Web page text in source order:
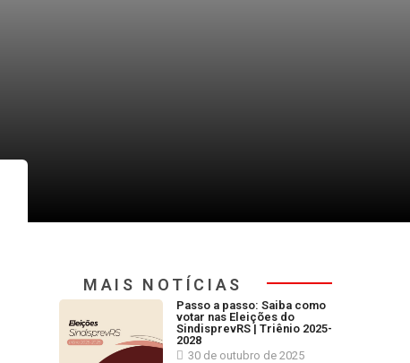
MAIS NOTÍCIAS
Passo a passo: Saiba como
votar nas Eleições do
SindisprevRS | Triênio 2025-
2028
30 de outubro de 2025